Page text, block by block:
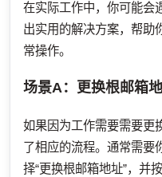
在实际工作中，你可能会
出实用的解决方案，帮助
常操作。
场景A：更换根邮箱
如果因为工作需要需要更
了相应的流程。通常需要
择“更换根邮箱地址”，并